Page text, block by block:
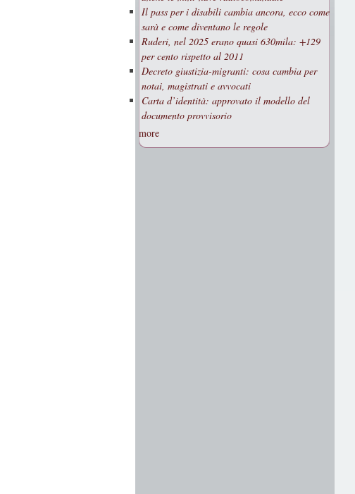
Il pass per i disabili cambia ancora, ecco come
sarà e come diventano le regole
Ruderi, nel 2025 erano quasi 630mila: +129
per cento rispetto al 2011
Decreto giustizia-migranti: cosa cambia per
notai, magistrati e avvocati
Carta d’identità: approvato il modello del
documento provvisorio
more